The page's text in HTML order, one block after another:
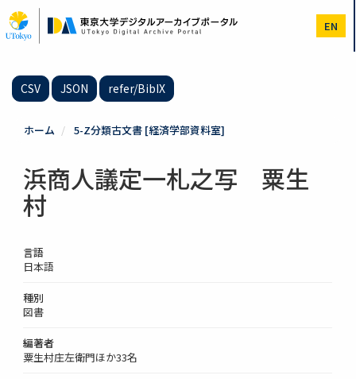
イ
ン
EN
CSV JSON refer/BibIX
ホーム 5-Z分類古文書 [経済学部資料室]
浜商人議定一札之写 粟生
村
言語
日本語
種別
図書
編著者
粟生村庄左衛門ほか33名